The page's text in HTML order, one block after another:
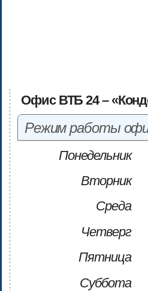
Офис ВТБ 24 –
Режим работы
Понедельник
Вторник
Среда
Четверг
Пятница
Суббота